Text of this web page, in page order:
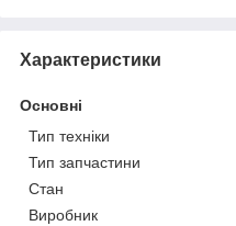
Характеристики
Основні
Тип техніки
Тип запчастини
Стан
Виробник